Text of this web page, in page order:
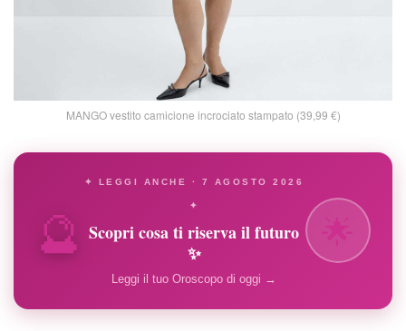
MANGO vestito camicione incrociato stampato (39,99 €)
🔮
✦ LEGGI ANCHE · 7 AGOSTO 2026
✦
Scopri cosa ti riserva il futuro
✨
Leggi il tuo Oroscopo di oggi →